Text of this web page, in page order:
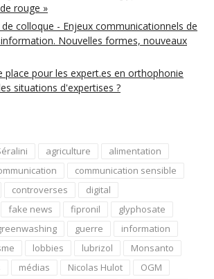
rouge »
colloque - Enjeux communicationnels de
Nouvelles formes, nouveaux
place pour les expert.es en orthophonie
situations d'expertises ?
agriculture
alimentation
communication sensible
controverses
digital
fake news fipronil
glyphosate
guerre
information
lobbies lubrizol
Monsanto
médias Nicolas Hulot
OGM